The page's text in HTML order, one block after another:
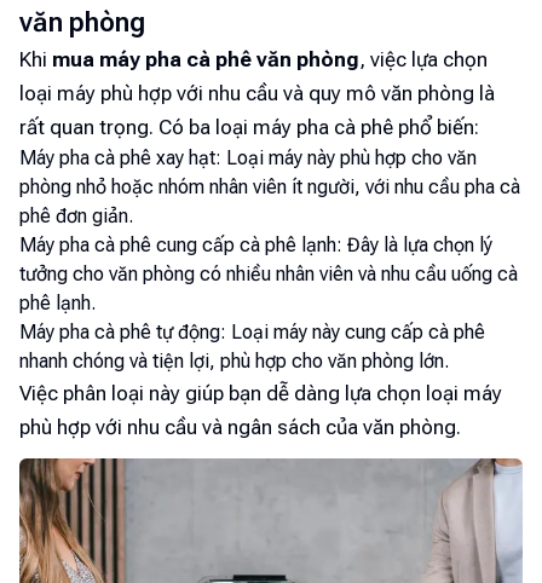
văn phòng
Khi mua máy pha cà phê văn phòng, việc lựa chọn
loại máy phù hợp với nhu cầu và quy mô văn phòng là
rất quan trọng. Có ba loại máy pha cà phê phổ biến:
Máy pha cà phê xay hạt: Loại máy này phù hợp cho văn
phòng nhỏ hoặc nhóm nhân viên ít người, với nhu cầu pha cà
phê đơn giản.
Máy pha cà phê cung cấp cà phê lạnh: Đây là lựa chọn lý
tưởng cho văn phòng có nhiều nhân viên và nhu cầu uống cà
phê lạnh.
Máy pha cà phê tự động: Loại máy này cung cấp cà phê
nhanh chóng và tiện lợi, phù hợp cho văn phòng lớn.
Việc phân loại này giúp bạn dễ dàng lựa chọn loại máy
phù hợp với nhu cầu và ngân sách của văn phòng.